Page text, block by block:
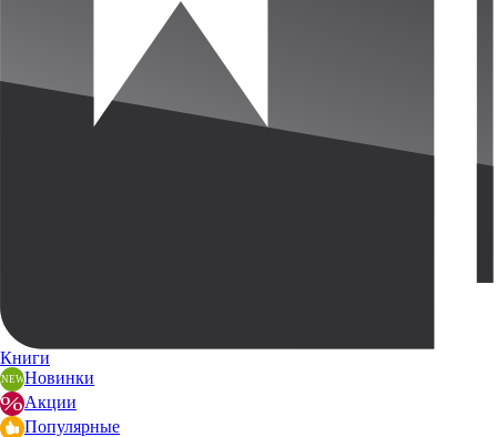
Книги
Новинки
Акции
Популярные